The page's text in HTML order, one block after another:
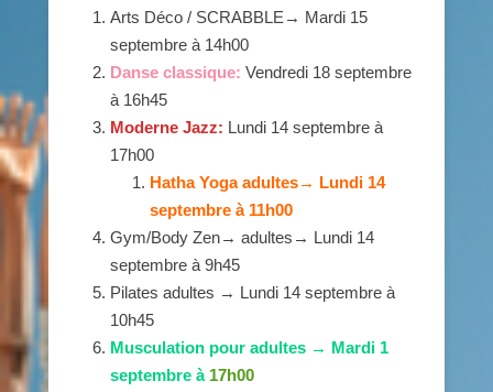
Arts Déco / SCRABBLE→ Mardi 15
septembre à 14h00
Danse classique: Vendredi 18 septembre
à 16h45
Moderne Jazz: Lundi 14 septembre à
17h00
Hatha Yoga adultes→ Lundi 14
septembre à 11h00
Gym/Body Zen→ adultes→ Lundi 14
septembre à 9h45
Pilates adultes → Lundi 14 septembre à
10h45
Musculation pour adultes → Mardi 1
septembre à 17h00